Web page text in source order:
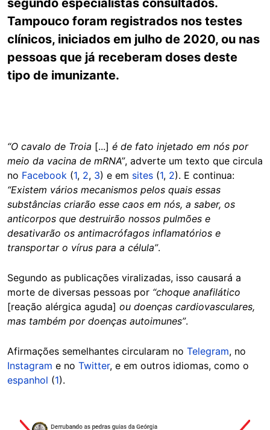
segundo especialistas consultados.
Tampouco foram registrados nos testes
clínicos, iniciados em julho de 2020, ou nas
pessoas que já receberam doses deste
tipo de imunizante.
“O cavalo de Troia [...] é de fato injetado em nós por
meio da vacina de mRNA”, adverte um texto que circula
no Facebook (1, 2, 3) e em sites (1, 2). E continua:
“Existem vários mecanismos pelos quais essas
substâncias criarão esse caos em nós, a saber, os
anticorpos que destruirão nossos pulmões e
desativarão os antimacrófagos inflamatórios e
transportar o vírus para a célula”.
Segundo as publicações viralizadas, isso causará a
morte de diversas pessoas por “choque anafilático
[reação alérgica aguda] ou doenças cardiovasculares,
mas também por doenças autoimunes”.
Afirmações semelhantes circularam no Telegram, no
Instagram e no Twitter, e em outros idiomas, como o
espanhol (1).
Image